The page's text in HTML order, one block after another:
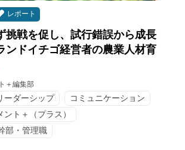
レポート
挑戦を促し、試行錯誤から成長
ンドイチゴ経営者の農業人材育
＋編集部
ーダーシップ
コミュニケーション
ト＋（プラス）
部・管理職